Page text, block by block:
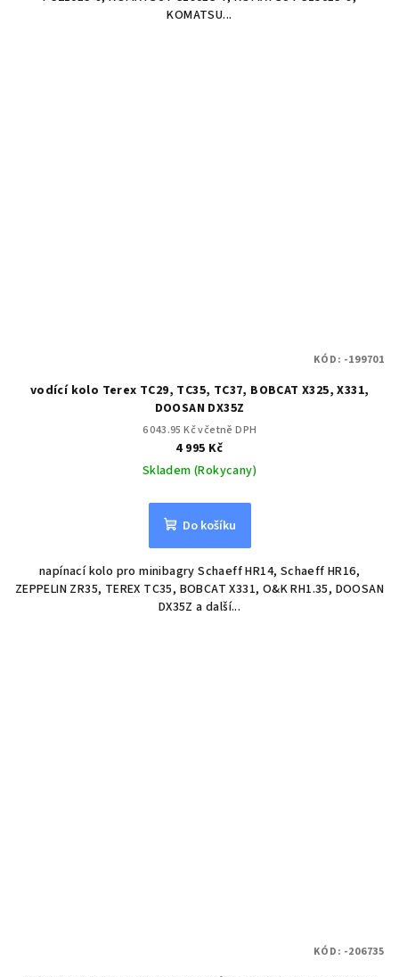
KOMATSU...
vodící kolo Terex TC29, TC35, TC37, BOBCAT X325, X331,
DOOSAN DX35Z
6 043.95 Kč včetně DPH
4 995 Kč
Skladem (Rokycany)
Do košíku
napínací kolo pro minibagry Schaeff HR14, Schaeff HR16,
ZEPPELIN ZR35, TEREX TC35, BOBCAT X331, O&K RH1.35, DOOSAN
DX35Z a další...
KÓD: -199701
KÓD: -206735